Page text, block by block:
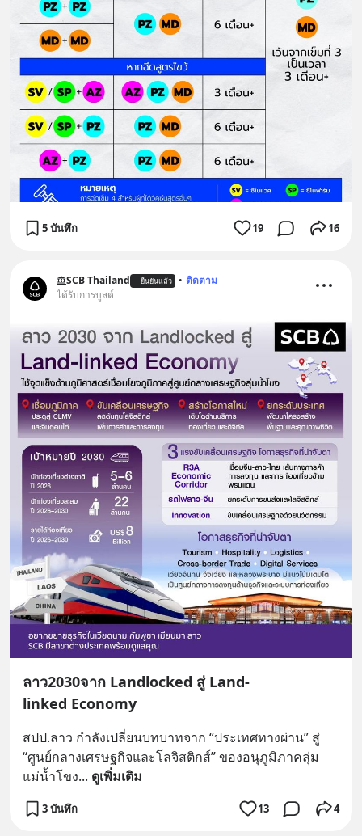
5 บันทึก 19 16
SCB Thailand ยืนยันแล้ว • ติดตาม
ได้รับการบูสต์
ลาว2030จาก Landlocked สู่ Land-
linked Economy
สปป.ลาว กำลังเปลี่ยนบทบาทจาก “ประเทศทางผ่าน” สู่
“ศูนย์กลางเศรษฐกิจและโลจิสติกส์” ของอนุภูมิภาคลุ่ม
แม่น้ำโขง... ดูเพิ่มเติม
3 บันทึก 13 4